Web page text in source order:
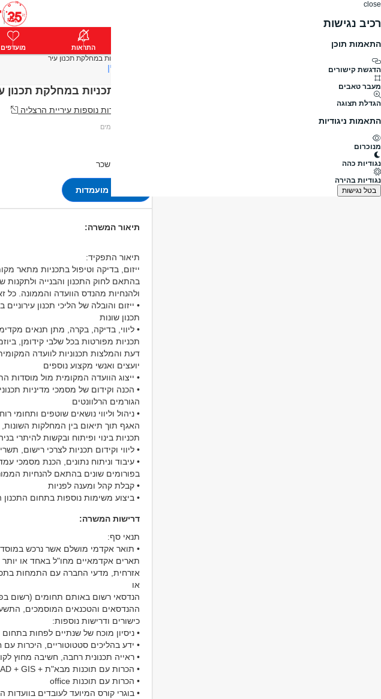
close
רכיב נגישות
התאמות תוכן
הדגשת קישורים
מעבר טאבים
הגדלת תצוגה
התאמות ניגודיות
מנוכרום
נגודיות כהה
נגודיות בהירה
בטל נגישות
פרימיוםהתראות מועדפים
בודק/ת תכניות במחלקת תכנון עיר
מעבר לדרושים מהנדס אזרחי / בניין
בודק/ת תכניות במחלקת תכנון
מעבר למשרות נוספות עיריית הרצליה
לא צוין שכר
הגש מועמדות
תיאור המשרה:
תיאור התפקיד:
ייזום, בדיקה וטיפול בתכניות מתאר
בהתאם לחוק התכנון והבנייה ולתקנות
ולהנחיות מהנדס הוועדה והממונה. כל
• ייזום והובלה של הליכי תכנון
תכנון שונות
• ליווי, בדיקה, בקרה, מתן תנאים
תכניות מפורטות בכל שלבי קידומן,
דעת והמלצות תכנוניות לוועדה
יועצים ואנשי מקצוע נוספים
• ייצוג הוועדה המקומית מול מוסדות
• הכנה וקידום של מסמכי מדיניות
הגורמים הרלוונטים
• ניהול וליווי נושאים שוטפים
האגף תוך תיאום בין המחלקות השונות,
תכניות בינוי ופיתוח ובקשות להיתרי
• ליווי וקידום תכניות לצרכי רישום,
• עיבוד וניתוח נתונים, הכנת מסמכי
בפורומים שונים בהתאם להנחיות
• קבלת קהל ומענה לפניות
• ביצוע משימות נוספות בתחום
דרישות המשרה:
תנאי סף:
• תואר אקדמי מושלם אשר נרכש
תארים אקדמאיים מחו"ל באחד או
אזרחית, מדעי החברה עם התמחות בתכנון
או
ההנדסאים והטכנאים המוסמכים, התשע"ג -
כישורים ודרישות נוספות:
• ניסיון מוכח של שנתיים לפחות בתחום
• ידע בהליכים סטטוטוריים, היכרות עם
• ראייה תכנונית רחבה, חשיבה מחוץ
• הכרות עם תוכנות מבא"ת + AUTOCAD + GIS – יתרון
• הכרות עם תוכנות office
• בוגרי קורס המיועד לעובדים בוועדות